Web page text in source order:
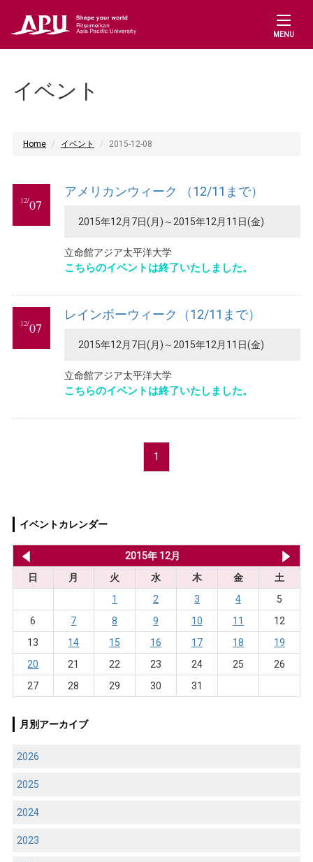
MENU
イベント
Home イベント 2015-12-08
12/07
アメリカンウィーク （12/11まで）
2015年12月7日(月)～2015年12月11日(金)
立命館アジア太平洋大学
こちらのイベントは終了いたしました。
12/07
レインボーウィーク（12/11まで）
2015年12月7日(月)～2015年12月11日(金)
立命館アジア太平洋大学
こちらのイベントは終了いたしました。
1
イベントカレンダー
2015年 12月
日
月 火 水 木 金
土
1
2 3 4
5
6
7 8 9 10 11
12
13
14 15 16 17 18
19
20
21 22 23 24 25
26
27
28 29 30 31
月別アーカイブ
2026
2025
2024
2023